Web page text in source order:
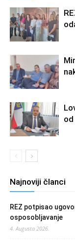
Najnoviji članci
REZ potpisao
osposobljavanje
4. Augusta 2026.